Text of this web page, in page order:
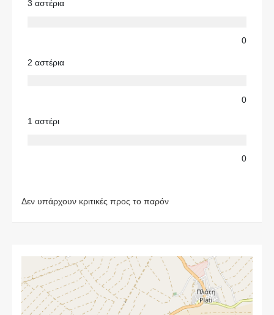
3 αστέρια
0
2 αστέρια
0
1 αστέρι
0
Δεν υπάρχουν κριτικές προς το παρόν